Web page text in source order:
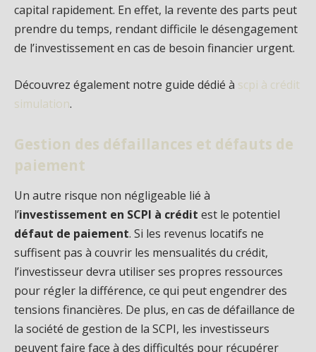
capital rapidement. En effet, la revente des parts peut
prendre du temps, rendant difficile le désengagement
de l’investissement en cas de besoin financier urgent.
Découvrez également notre guide dédié à scpi à crédit
simulation.
Gestion des défaillances et défauts de
paiement
Un autre risque non négligeable lié à
l’investissement en SCPI à crédit est le potentiel
défaut de paiement. Si les revenus locatifs ne
suffisent pas à couvrir les mensualités du crédit,
l’investisseur devra utiliser ses propres ressources
pour régler la différence, ce qui peut engendrer des
tensions financières. De plus, en cas de défaillance de
la société de gestion de la SCPI, les investisseurs
peuvent faire face à des difficultés pour récupérer